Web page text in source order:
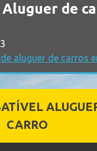
Aluguer de
aluguer de carros
CARRO